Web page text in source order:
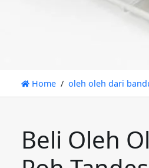
Home oleh oleh dari
Beli Oleh